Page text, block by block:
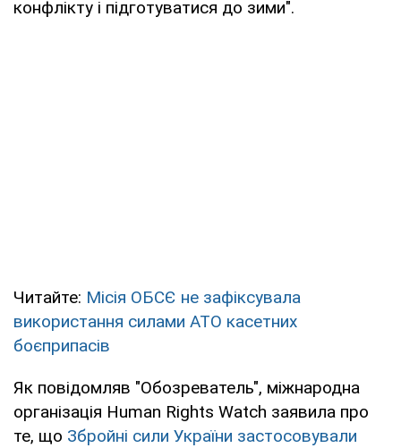
конфлікту і підготуватися до зими".
Читайте: Місія ОБСЄ не зафіксувала
використання силами АТО касетних
боєприпасів
Як повідомляв "Обозреватель", міжнародна
організація Human Rights Watch заявила про
те, що Збройні сили України застосовували